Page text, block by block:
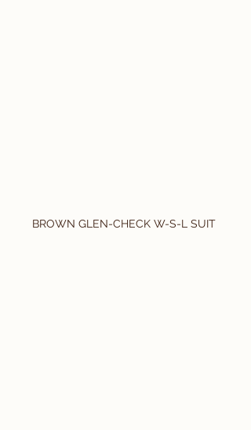
BROWN GLEN-CHECK W-S-L SUIT